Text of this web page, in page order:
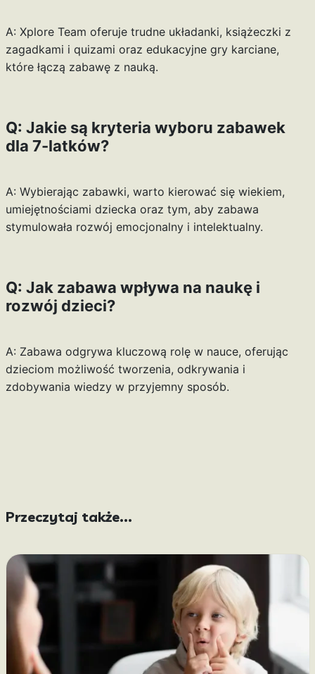
A: Xplore Team oferuje trudne układanki, książeczki z
zagadkami i quizami oraz edukacyjne gry karciane,
które łączą zabawę z nauką.
Q: Jakie są kryteria wyboru zabawek
dla 7-latków?
A: Wybierając zabawki, warto kierować się wiekiem,
umiejętnościami dziecka oraz tym, aby zabawa
stymulowała rozwój emocjonalny i intelektualny.
Q: Jak zabawa wpływa na naukę i
rozwój dzieci?
A: Zabawa odgrywa kluczową rolę w nauce, oferując
dzieciom możliwość tworzenia, odkrywania i
zdobywania wiedzy w przyjemny sposób.
Przeczytaj także...